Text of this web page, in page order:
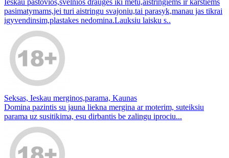
pasimatymams,jei turi aistringu svajoniu,tai parasyk,manau jas tikrai
igyvendinsim,plastakes nedomina.Lauksiu laisku s..
Seksas, Ieskau merginos,parama, Kaunas
Domina pazintis su jauna liekna mergina ar moterim, suteiksiu
parama uz susitikima, esu dirbantis be zalingu iprociu...